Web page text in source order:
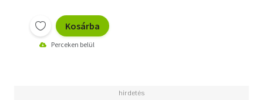
Kosárba
Perceken belül